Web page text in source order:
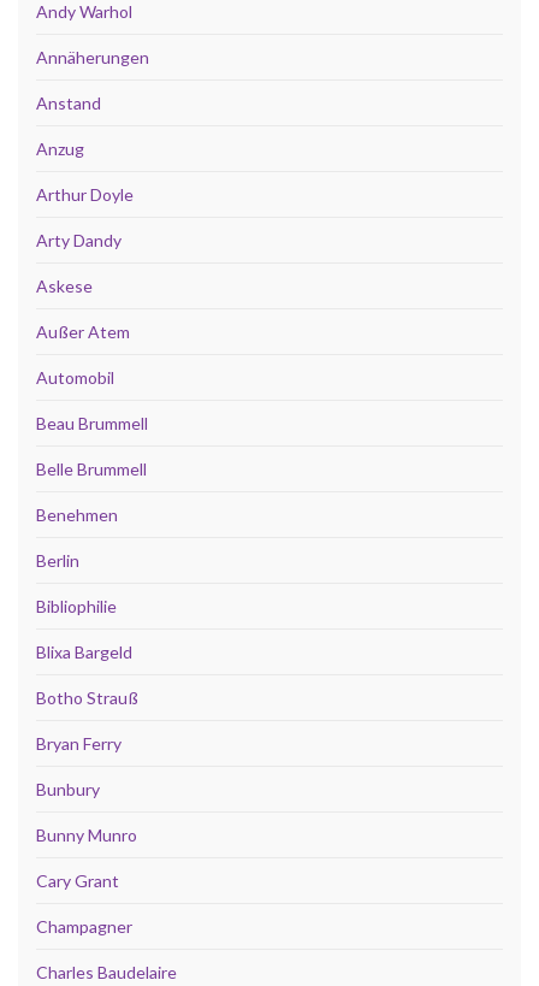
Andy Warhol
Annäherungen
Anstand
Anzug
Arthur Doyle
Arty Dandy
Askese
Außer Atem
Automobil
Beau Brummell
Belle Brummell
Benehmen
Berlin
Bibliophilie
Blixa Bargeld
Botho Strauß
Bryan Ferry
Bunbury
Bunny Munro
Cary Grant
Champagner
Charles Baudelaire